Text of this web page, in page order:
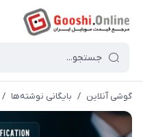
گوشی آنلاین / بایگانی نوشته‌ها /